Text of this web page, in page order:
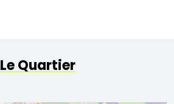
Le Quartier